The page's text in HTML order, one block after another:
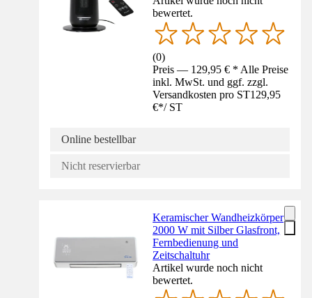
bewertet.
(0)
Preis — 129,95 € * Alle Preise
inkl. MwSt. und ggf. zzgl.
Versandkosten pro ST129,95
€*/ ST
Online bestellbar
Nicht reservierbar
Keramischer Wandheizkörper
2000 W mit Silber Glasfront,
Fernbedienung und
Zeitschaltuhr
Artikel wurde noch nicht
bewertet.